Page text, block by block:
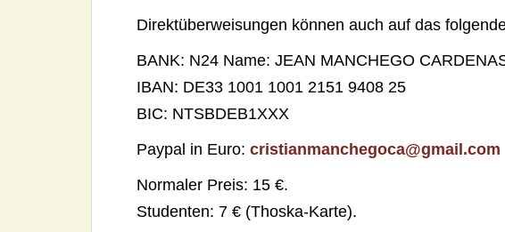
Direktüberweisungen können auch auf das
BANK: N24 Name: JEAN MANCHEGO
IBAN: DE33 1001 1001 2151 9408 25
BIC: NTSBDEB1XXX
Paypal in Euro: cristianmanchegoca@gmail.com
Normaler Preis: 15 €.
Studenten: 7 € (Thoska-Karte).